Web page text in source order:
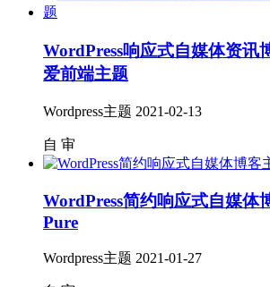
WordPress响应式自媒体资讯
爱前端主题
Wordpress主题 2021-02-13
自 审
WordPress简约响应式自媒体
Pure
Wordpress主题 2021-01-27